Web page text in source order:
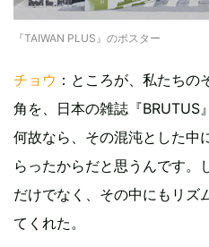
『TAIWAN PLUS』のポスター
チョウ ：ところが、私たち
角を、日本の雑誌『BRUTUS
何故なら、その混沌とした中
らったからだと思うんです。
だけでなく、その中にもリズ
てくれた。